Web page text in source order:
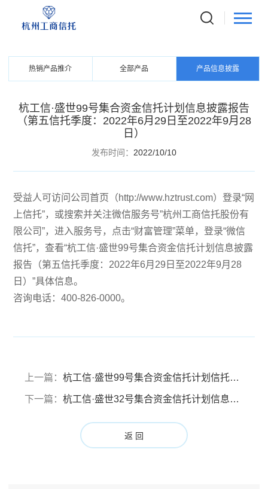
信托产品
热销产品推介 全部产品 产品信息披露
杭工信·盛世99号集合资金信托计划信息披露报告
（第五信托季度：2022年6月29日至2022年9月28
日）
发布时间： 2022/10/10
受益人可访问公司首页（http://www.hztrust.com）登录“网
上信托”，或搜索并关注微信服务号”杭州工商信托股份有
限公司”，进入服务号，点击“财富管理”菜单，登录“微信
信托”，查看“杭工信·盛世99号集合资金信托计划信息披露
报告（第五信托季度：2022年6月29日至2022年9月28
日）”具体信息。
咨询电话：400-826-0000。
上一篇： 杭工信·盛世99号集合资金信托计划信托财产分配报告（分配基准日：2022年10月7日）
下一篇： 杭工信·盛世32号集合资金信托计划信息披露报告（第五信托季度：2022年6月25日-2022年9月24日）
返 回